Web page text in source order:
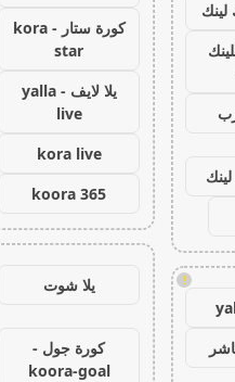
لينك
!
كورة ستار - kora
star
يلا لايف - yalla
live
kora live
koora 365
يلا شوت
كورة جول -
koora-goal